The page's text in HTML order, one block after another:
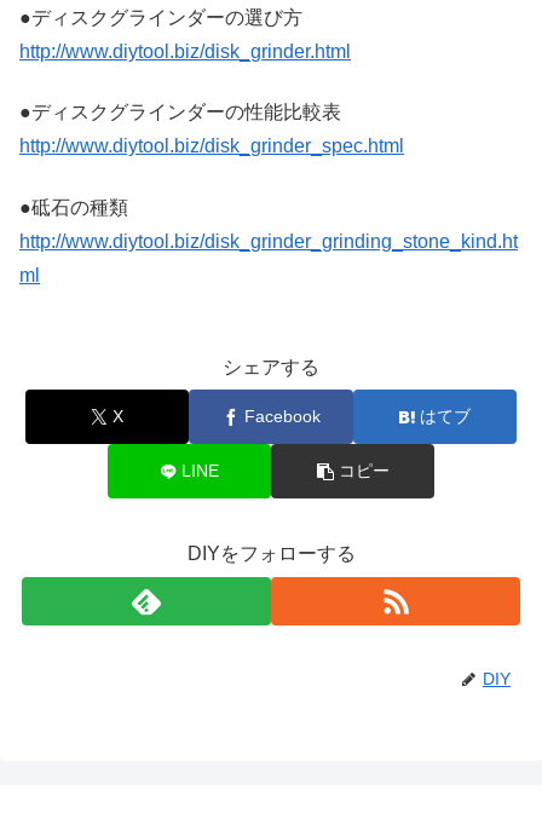
●ディスクグラインダーの選び方
http://www.diytool.biz/disk_grinder.html
●ディスクグラインダーの性能比較表
http://www.diytool.biz/disk_grinder_spec.html
●砥石の種類
http://www.diytool.biz/disk_grinder_grinding_stone_kind.ht
ml
シェアする
X Facebook はてブ
LINE コピー
DIYをフォローする
DIY